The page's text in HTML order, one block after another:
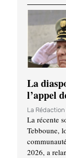
La
l’appel
La Rédaction
La récente
Tebboune,
2026, a